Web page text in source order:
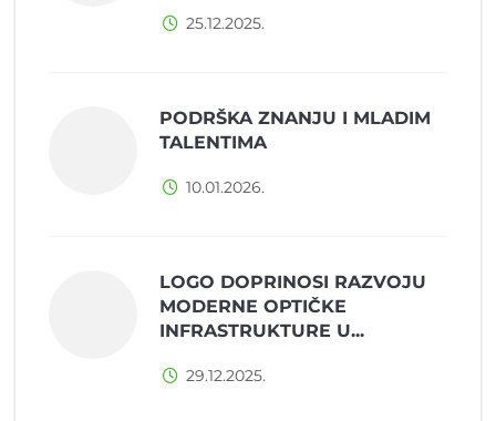
25.12.2025.
PODRŠKA ZNANJU I MLADIM
TALENTIMA
10.01.2026.
LOGO DOPRINOSI RAZVOJU
MODERNE OPTIČKE
INFRASTRUKTURE U...
29.12.2025.